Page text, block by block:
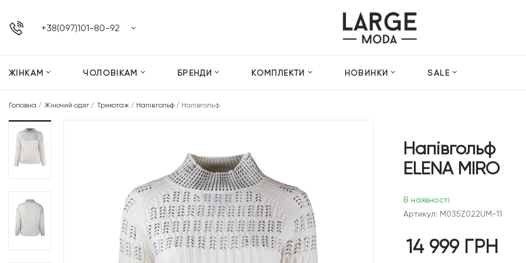
+38(097)101-80-92
ЖІНКАМ ЧОЛОВІКАМ БРЕНДИ КОМПЛЕКТИ НОВИНКИ SALE
Головна / Жіночий одяг / Трикотаж / Напівгольф/ Напівгольф
Напівгольф
ELENA MIRO
В наявності
Артикул: M035Z022UM-11
14 999 ГРН